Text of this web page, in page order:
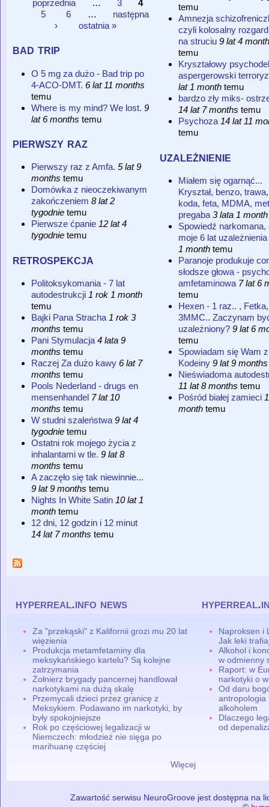
Strony
poprzednia … 3
4
5
6 …
następna
›
ostatnia »
bad trip
O 5 mg za dużo - Bad trip po
4-ACO-DMT. 6 lat 11 months
temu
Where is my mind? We lost. 9
lat 6 months temu
pierwszy raz
Pierwszy raz z Amfa. 5 lat 9
months temu
Domówka z nieoczekiwanym
zakończeniem 8 lat 2
tygodnietemu
Pierwsze ćpanie 12 lat 4
tygodnietemu
retrospekcja
Politoksykomania - 7 lat
autodestrukcji 1 rok 1 month
temu
Bajki Pana Stracha 1 rok 3
months temu
Pani Stymulacja 4 lata 9
months temu
Raczej Za dużo kawy 6 lat 7
months temu
Pools Nederland - drugs en
mensenhandel 7 lat 10
months temu
W studni szaleństwa 9 lat 4
tygodnietemu
Ostatni rok mojego życia z
inhalantami w tle. 9 lat 8
months temu
A zaczęło się tak niewinnie...
9 lat 9 months temu
Nights In White Satin 10 lat 1
monthtemu
12 dni, 12 godzin i 12 minut
14 lat 7 months temu
temu
Amnezja
czyli kolosalny
na struciu 9 lat 4
temu
Kryształowy
aspergerowski
lat 1 monthtemu
bardzo zły miks-
14 lat 7 months temu
Psychoza 14 lat 11
temu
uzależnienie
Miałem się ogarnąć...
Kryształ, benzo,
koda, feta, MDMA,
pregaba 3 lata 1 month
Spowiedź narkomana,
moje 6 lat uzależnienia
1 monthtemu
Paranoje produkuje
słodsze głowa -
amfetaminowa 7 lat 6
temu
Hexen - 1 raz.. , Fetka,
3MMC.. Zaczynam
uzależniony? 9 lat 6
temu
Spowiadam się Wam z
Kodeiny 9 lat 9 months
Nieświadoma
11 lat 8 months temu
Pośród białej zamieci
monthtemu
hyperreal.info news
Za "przekąski" z Kalifornii grozi mu 20 lat
więzienia
Produkcja metamfetaminy dla
meksykańskiego kartelu? Są kolejne
zatrzymania
Żołnierz brygady pancernej handlował
narkotykami na dużą skalę
Przemycali dzieci przez granicę z
Meksykiem. Podawano im narkotyki, by
były spokojniejsze
Rok po częściowej legalizacji w
Niemczech: młodzież nie sięga po
marihuanę częściej
Więcej
Naproksen i
Jak leki
Alkohol i
w odmienny
Raport: w
narkotyki o
Od daru
antropologia
alkoholem
Dlaczego
od
Zawartość serwisu NeuroGroove jest dostępna na